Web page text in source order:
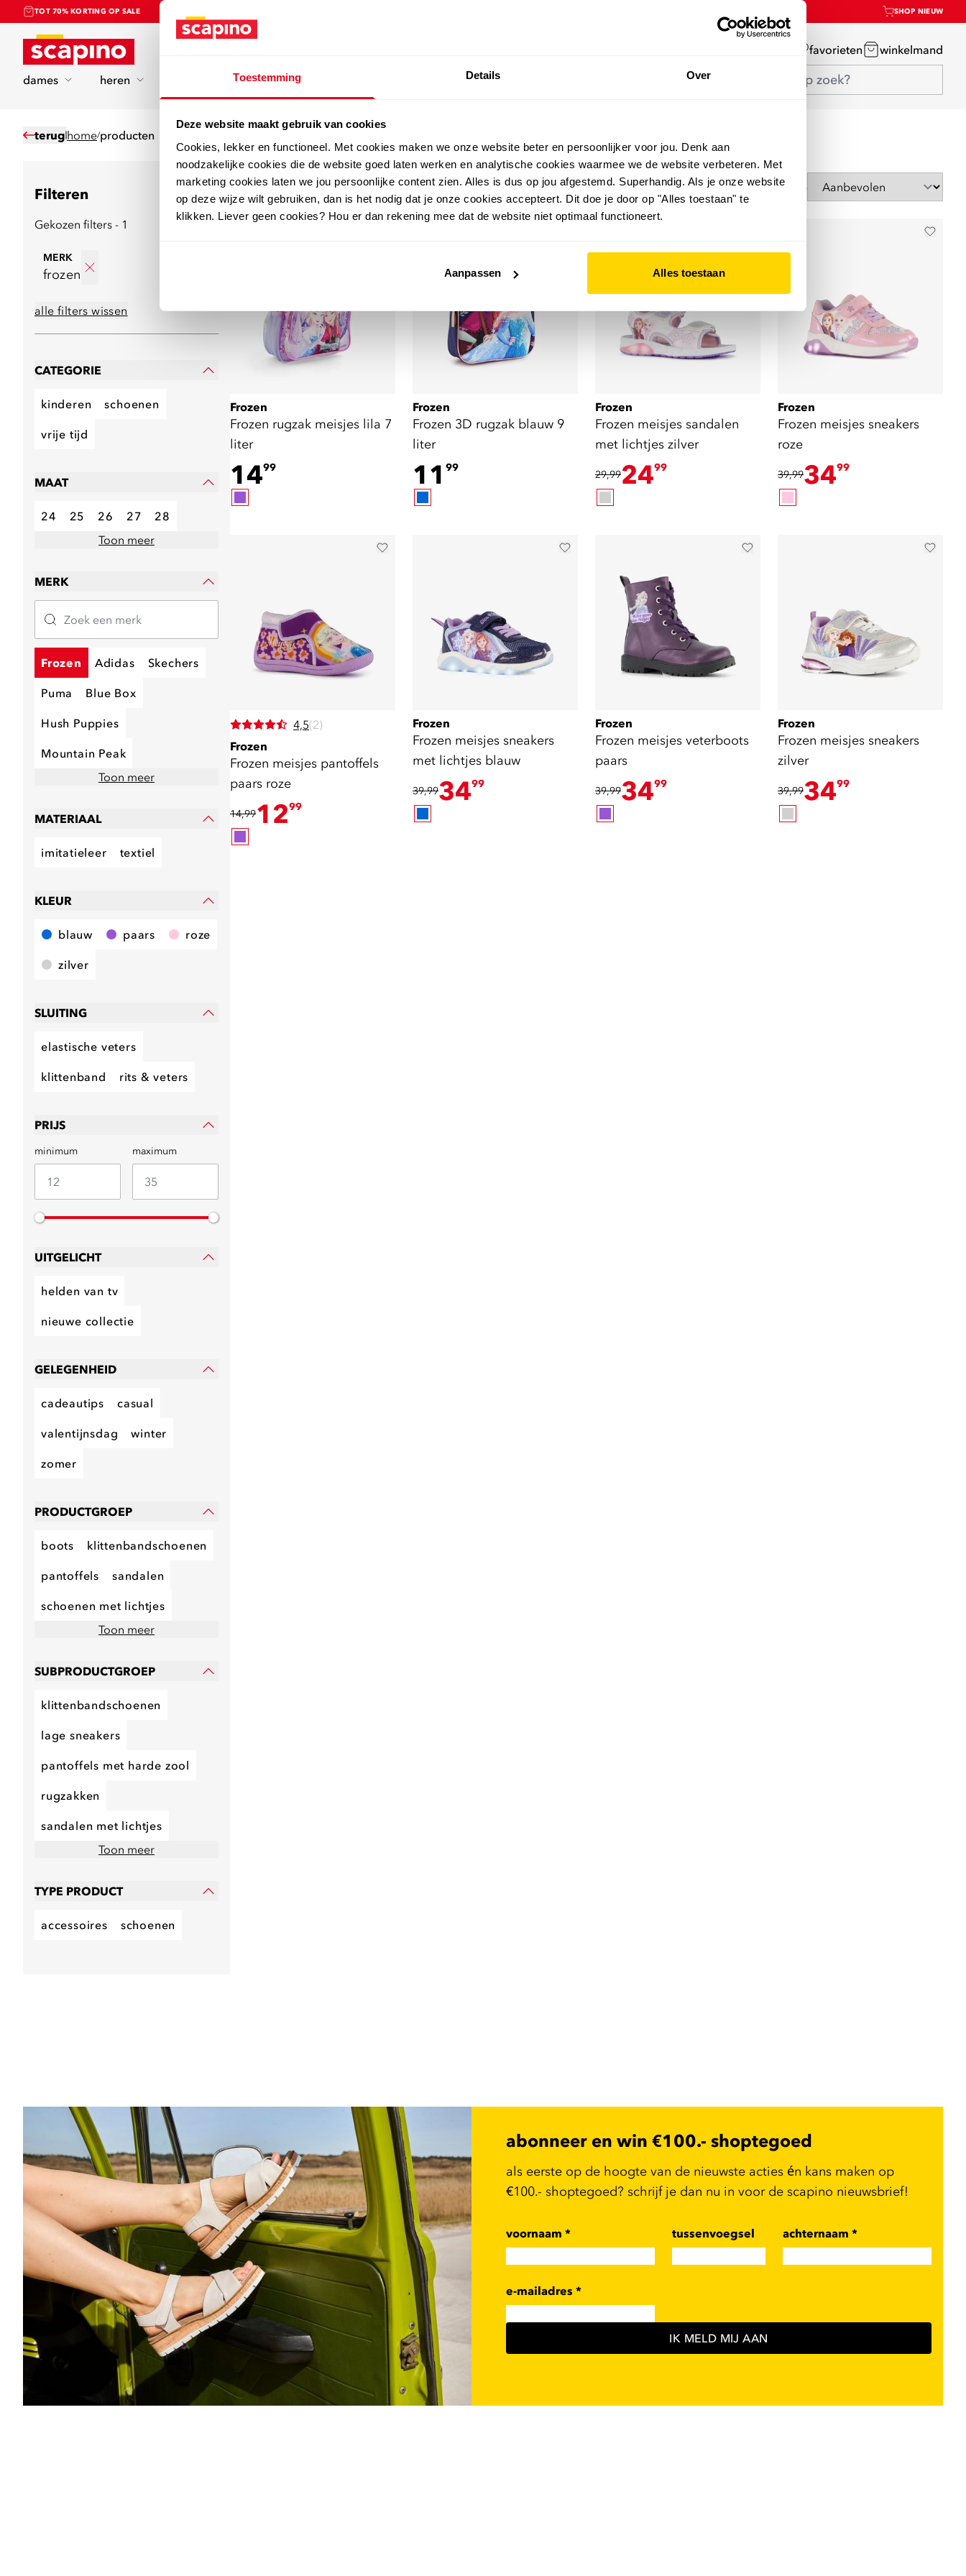
Toestemming Details Over
Deze website maakt gebruik van cookies
Cookies, lekker en functioneel. Met cookies maken we onze website beter en persoonlijker voor jou. Denk aan
noodzakelijke cookies die de website goed laten werken en analytische cookies waarmee we de website verbeteren. Met
marketing cookies laten we jou persoonlijke content zien. Alles is dus op jou afgestemd. Superhandig. Als je onze website
op deze wijze wilt gebruiken, dan is het nodig dat je onze cookies accepteert. Dit doe je door op "Alles toestaan" te
klikken. Liever geen cookies? Hou er dan rekening mee dat de website niet optimaal functioneert.
Aanpassen Alles toestaan
TOT 70% KORTING OP SALE SHOP NIEUW
Home favorieten winkelmand
dames heren sport merken
terug home/producten
Filteren
Gekozen filters - 1
MERK
frozen
alle filters wissen
CATEGORIE
kinderen schoenen
vrije tijd
MAAT
24 25 26 27
28
Toon meer
MERK
Frozen Adidas Skechers
Puma Blue Box
Hush Puppies
Mountain Peak
Toon meer
MATERIAAL
imitatieleer textiel
KLEUR
blauw paars roze
zilver
SLUITING
elastische veters
klittenband rits & veters
PRIJS
minimum maximum
UITGELICHT
helden van tv
nieuwe collectie
GELEGENHEID
cadeautips casual
valentijnsdag winter
zomer
PRODUCTGROEP
boots klittenbandschoenen
pantoffels sandalen
schoenen met lichtjes
Toon meer
SUBPRODUCTGROEP
klittenbandschoenen
lage sneakers
pantoffels met harde zool
rugzakken
sandalen met lichtjes
Toon meer
TYPE PRODUCT
accessoires schoenen
8 producten Sorteer op
Frozen
Frozen rugzak meisjes lila 7
liter
1499
Frozen
Frozen 3D rugzak blauw 9
liter
11 99
Frozen
Frozen meisjes sandalen
met lichtjes zilver
29,992499
Frozen
Frozen meisjes sneakers
roze
39,993499
4,5(2)
Frozen
Frozen meisjes pantoffels
paars roze
14,991299
Frozen
Frozen meisjes sneakers
met lichtjes blauw
39,993499
Frozen
Frozen meisjes veterboots
paars
39,993499
Frozen
Frozen meisjes sneakers
zilver
39,993499
abonneer en win €100.- shoptegoed
als eerste op de hoogte van de nieuwste acties én kans maken op
€100.- shoptegoed? schrijf je dan nu in voor de scapino nieuwsbrief!
voornaam * tussenvoegsel achternaam*
e-mailadres *
IK MELD MIJ AAN